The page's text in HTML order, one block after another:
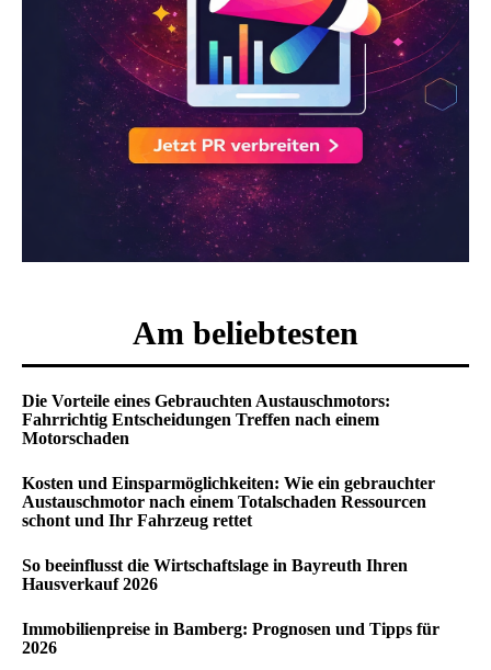
Am beliebtesten
Die Vorteile eines Gebrauchten Austauschmotors:
Fahrrichtig Entscheidungen Treffen nach einem
Motorschaden
Kosten und Einsparmöglichkeiten: Wie ein gebrauchter
Austauschmotor nach einem Totalschaden Ressourcen
schont und Ihr Fahrzeug rettet
So beeinflusst die Wirtschaftslage in Bayreuth Ihren
Hausverkauf 2026
Immobilienpreise in Bamberg: Prognosen und Tipps für
2026